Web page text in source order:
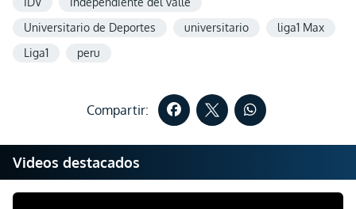
Universitario de Deportes
universitario
liga1 Max
Liga1
peru
Compartir:
Videos destacados